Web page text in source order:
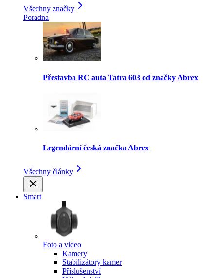
Všechny značky
Poradna
Přestavba RC auta Tatra 603 od značky Abrex
Legendární česká značka Abrex
Všechny články
Smart
Foto a video
Kamery
Stabilizátory kamer
Příslušenství